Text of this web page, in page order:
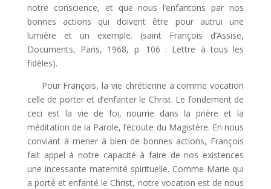
notre conscience, et que nous l’enfantons par nos
bonnes actions qui doivent être pour autrui une
lumière et un exemple. (saint François d’Assise,
Documents, Paris, 1968, p. 106 : Lettre à tous les
fidèles).
Pour François, la vie chrétienne a comme vocation
celle de porter et d’enfanter le Christ. Le fondement de
ceci est la vie de foi, nourrie dans la prière et la
méditation de la Parole, l’écoute du Magistère. En nous
conviant à mener à bien de bonnes actions, François
fait appel à notre capacité à faire de nos existences
une incessante maternité spirituelle. Comme Marie qui
a porté et enfanté le Christ, notre vocation est de nous